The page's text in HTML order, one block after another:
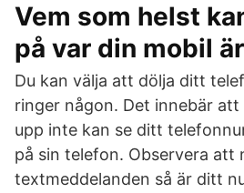
Vem som helst
på var din mobil är
Du kan välja att dölja ditt
ringer någon. Det innebär
upp inte kan se ditt
på sin telefon. Observera att
textmeddelanden så är ditt